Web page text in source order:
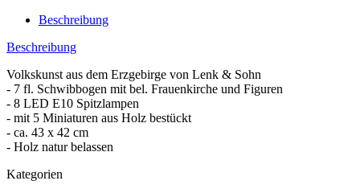
Beschreibung
Beschreibung
Volkskunst aus dem Erzgebirge von Lenk & Sohn
- 7 fl. Schwibbogen mit bel. Frauenkirche und Figuren
- 8 LED E10 Spitzlampen
- mit 5 Miniaturen aus Holz bestückt
- ca. 43 x 42 cm
- Holz natur belassen
Kategorien